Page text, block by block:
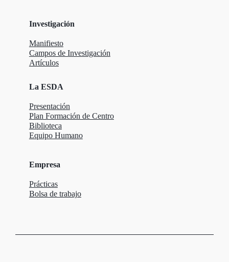
Investigación
Manifiesto
Campos de Investigación
Artículos
La ESDA
Presentación
Plan Formación de Centro
Biblioteca
Equipo Humano
Empresa
Prácticas
Bolsa de trabajo